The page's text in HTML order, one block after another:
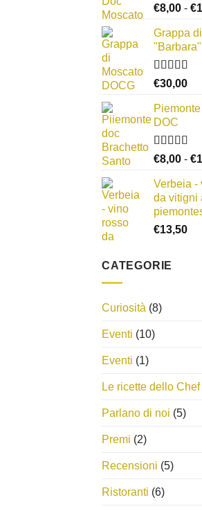
€8,00 - €
Grappa
"Barbara"
Valutato
su 5
€30,00
DOC
Valutato
4.33
€8,00 - €
Verbeia -
da vitigni
€13,50
CATEGORIE
Curiosità (8)
Eventi (10)
Eventi (1)
Le ricette dello Chef
Parlano di noi (5)
Premi (2)
Recensioni (5)
Ristoranti (6)